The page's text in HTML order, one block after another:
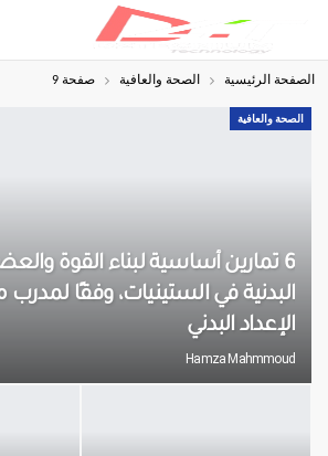
الصفحة الرئيسية الصحة والعافية صفحة 9
الصحة والعافية
6 تمارين أساسية لبناء القوة
البدنية في الستينيات، وفقًا
الإعداد البدني
Hamza Mahmmoud